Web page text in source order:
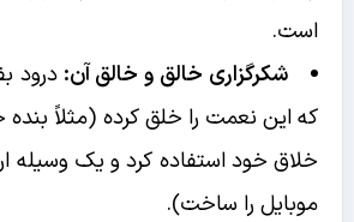
است.
شکرگزاری خالق و خالق آن: درود
که این نعمت را خلق کرده (مثلاً بنده
خلاق خود استفاده کرد و یک وسیله
موبایل را ساخت).